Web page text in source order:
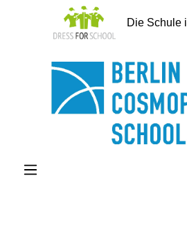
springen
Die Schule